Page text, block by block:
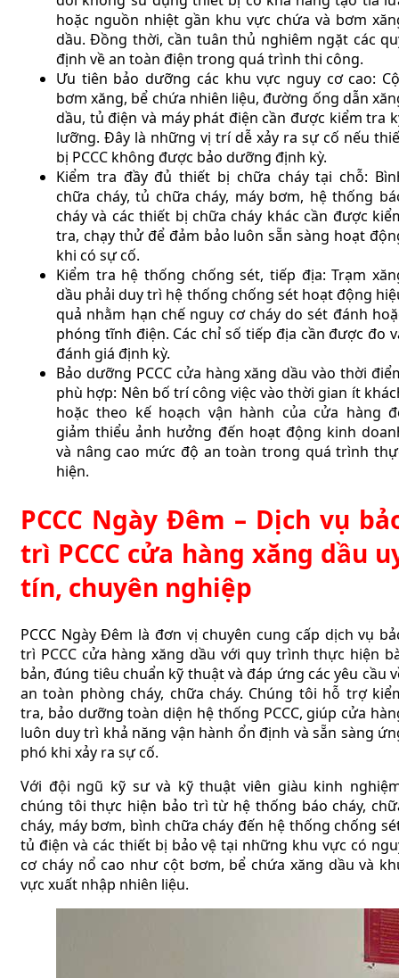
hoặc nguồn nhiệt gần khu vực chứa và bơm
dầu. Đồng thời, cần tuân thủ nghiêm ngặt các
định về an toàn điện trong quá trình thi công.
Ưu tiên bảo dưỡng các khu vực nguy cơ cao:
bơm xăng, bể chứa nhiên liệu, đường ống dẫn
dầu, tủ điện và máy phát điện cần được kiểm tra
lưỡng. Đây là những vị trí dễ xảy ra sự cố nếu
bị PCCC không được bảo dưỡng định kỳ.
Kiểm tra đầy đủ thiết bị chữa cháy tại chỗ:
chữa cháy, tủ chữa cháy, máy bơm, hệ thống
cháy và các thiết bị chữa cháy khác cần được
tra, chạy thử để đảm bảo luôn sẵn sàng hoạt
khi có sự cố.
Kiểm tra hệ thống chống sét, tiếp địa: Trạm
dầu phải duy trì hệ thống chống sét hoạt động
quả nhằm hạn chế nguy cơ cháy do sét đánh
phóng tĩnh điện. Các chỉ số tiếp địa cần được đo
đánh giá định kỳ.
Bảo dưỡng PCCC cửa hàng xăng dầu vào thời
phù hợp: Nên bố trí công việc vào thời gian ít
hoặc theo kế hoạch vận hành của cửa hàng
giảm thiểu ảnh hưởng đến hoạt động kinh
và nâng cao mức độ an toàn trong quá trình
hiện.
PCCC Ngày Đêm – Dịch vụ
trì PCCC cửa hàng xăng dầu
tín, chuyên nghiệp
PCCC Ngày Đêm là đơn vị chuyên cung cấp dịch vụ
trì PCCC cửa hàng xăng dầu với quy trình thực hiện
bản, đúng tiêu chuẩn kỹ thuật và đáp ứng các yêu cầu
an toàn phòng cháy, chữa cháy. Chúng tôi hỗ trợ
tra, bảo dưỡng toàn diện hệ thống PCCC, giúp cửa
luôn duy trì khả năng vận hành ổn định và sẵn sàng
phó khi xảy ra sự cố.
Với đội ngũ kỹ sư và kỹ thuật viên giàu kinh
chúng tôi thực hiện bảo trì từ hệ thống báo cháy,
cháy, máy bơm, bình chữa cháy đến hệ thống chống
tủ điện và các thiết bị bảo vệ tại những khu vực có
cơ cháy nổ cao như cột bơm, bể chứa xăng dầu và
vực xuất nhập nhiên liệu.